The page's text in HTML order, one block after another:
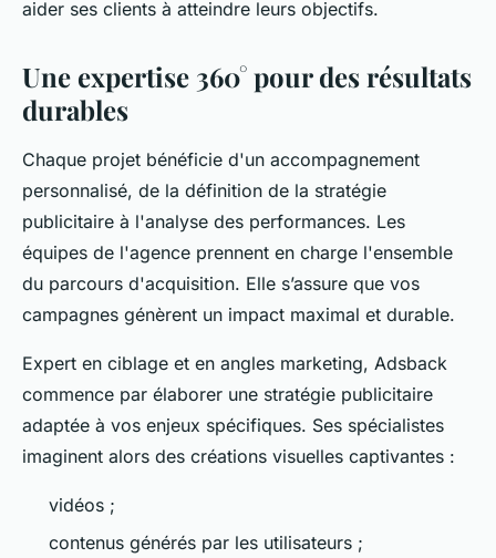
aider ses clients à atteindre leurs objectifs.
Une expertise 360° pour des résultats
durables
Chaque projet bénéficie d'un accompagnement
personnalisé, de la définition de la stratégie
publicitaire à l'analyse des performances. Les
équipes de l'agence prennent en charge l'ensemble
du parcours d'acquisition. Elle s’assure que vos
campagnes génèrent un impact maximal et durable.
Expert en ciblage et en angles marketing, Adsback
commence par élaborer une stratégie publicitaire
adaptée à vos enjeux spécifiques. Ses spécialistes
imaginent alors des créations visuelles captivantes :
vidéos ;
contenus générés par les utilisateurs ;